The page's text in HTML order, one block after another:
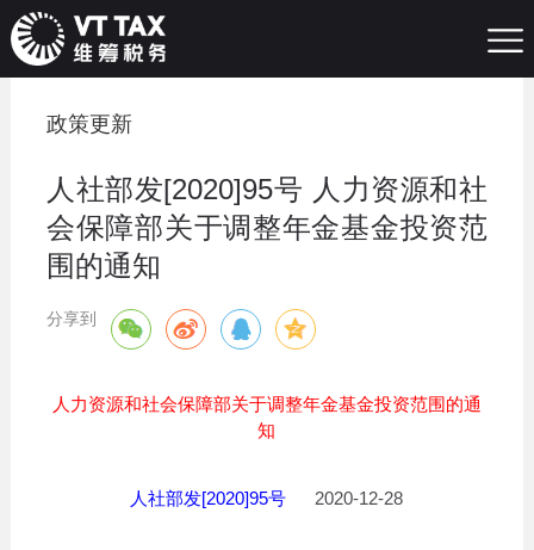
政策更新
人社部发[2020]95号 人力资源和社
会保障部关于调整年金基金投资范
围的通知
分享到
人力资源和社会保障部关于调整年金基金投资范围的通
知
人社部发[2020]95号 2020-12-28